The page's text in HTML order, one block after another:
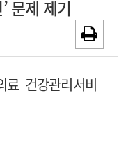
지
문제 제기
건강관리서비